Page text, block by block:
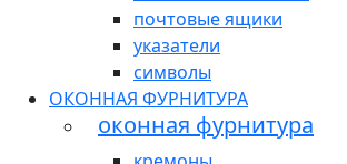
почтовые ящики
указатели
символы
ОКОННАЯ ФУРНИТУРА
оконная фурнитура